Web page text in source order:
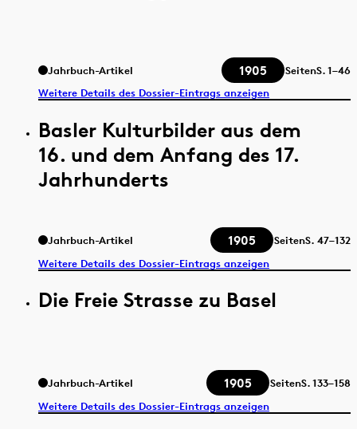
Jahrbuch-Artikel 1905 SeitenS.1–46
Weitere Details des Dossier-Eintrags anzeigen
Basler Kulturbilder aus dem
16. und dem Anfang des 17.
Jahrhunderts
Jahrbuch-Artikel 1905 SeitenS. 47–132
Weitere Details des Dossier-Eintrags anzeigen
Die Freie Strasse zu Basel
Jahrbuch-Artikel 1905 SeitenS.133–158
Weitere Details des Dossier-Eintrags anzeigen